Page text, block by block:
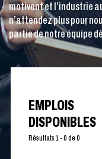
motivent et l’industrie
n’attendez plus pour
partie de notre équipe
EMPLOIS
DISPONIBLES
Résultats 1 - 0 de 0